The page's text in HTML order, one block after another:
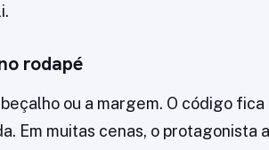
rodapé
ou a margem. O código fica
Em muitas cenas, o protagonista